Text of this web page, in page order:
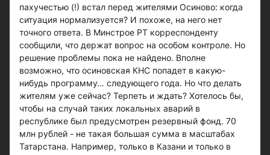
пахучестью (!) встал перед жителями Осиново: когда
ситуация нормализуется? И похоже, на него нет
точного ответа. В Минстрое РТ корреспонденту
сообщили, что держат вопрос на особом контроле. Но
решение проблемы пока не найдено. Вполне
возможно, что осиновская КНС попадет в какую-
нибудь программу… следующего года. Но что делать
жителям уже сейчас? Терпеть и ждать? Хотелось бы,
чтобы на случай таких локальных аварий в
республике был предусмотрен резервный фонд. 70
млн рублей - не такая большая сумма в масштабах
Татарстана. Например, только в Казани и только в